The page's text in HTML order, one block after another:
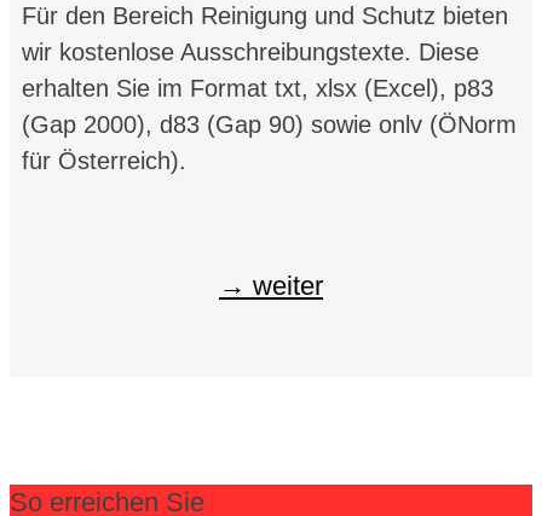
Für den Bereich Reinigung und Schutz bieten
wir kostenlose Ausschreibungstexte. Diese
erhalten Sie im Format txt, xlsx (Excel), p83
(Gap 2000), d83 (Gap 90) sowie onlv (ÖNorm
für Österreich).
weiter
So erreichen Sie